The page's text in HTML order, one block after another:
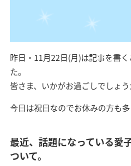
昨日・11月22日(月)は記事を書
た。
皆さま、いかがお過ごしでしょう
今日は祝日なのでお休みの方も多
最近、話題になっている愛
ついて。